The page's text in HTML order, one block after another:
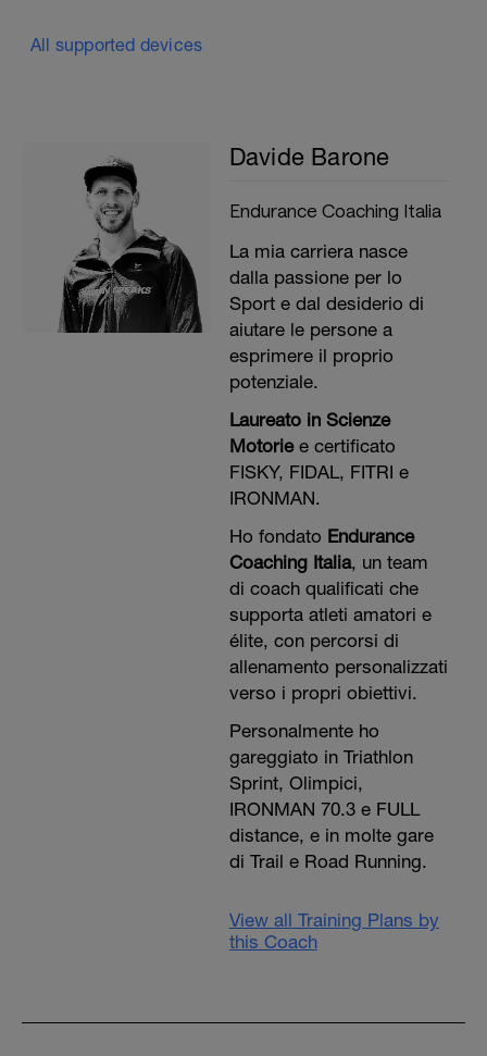
All supported devices
Davide Barone
Endurance Coaching Italia
La mia carriera nasce
dalla passione per lo
Sport e dal desiderio di
aiutare le persone a
esprimere il proprio
potenziale.
Laureato in Scienze
Motoriee certificato
FISKY, FIDAL, FITRI e
IRONMAN.
Ho fondato Endurance
Coaching Italia, un team
di coach qualificati che
supporta atleti amatori e
élite, con percorsi di
allenamento personalizzati
verso i propri obiettivi.
Personalmente ho
gareggiato in Triathlon
Sprint, Olimpici,
IRONMAN 70.3 e FULL
distance, e in molte gare
di Trail e Road Running.
View all Training Plans by
this Coach